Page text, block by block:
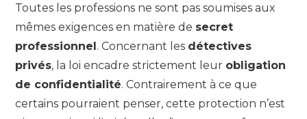
Toutes les professions ne sont pas soumises aux
mêmes exigences en matière de secret
professionnel. Concernant les détectives
privés, la loi encadre strictement leur obligation
de confidentialité. Contrairement à ce que
certains pourraient penser, cette protection n’est